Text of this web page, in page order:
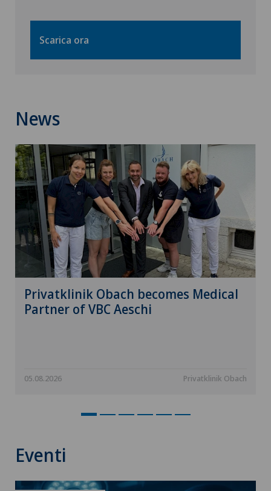
Scarica ora
News
Privatklinik Obach becomes Medical
Partner of VBC Aeschi
05.08.2026 Privatklinik Obach
Eventi